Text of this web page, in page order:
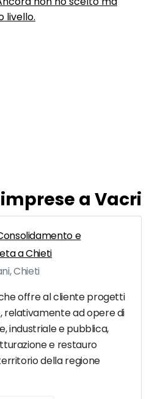
livello.
a Vacri
e
a Chieti
Chieti
offre al cliente progetti
relativamente ad opere di
industriale e pubblica,
e restauro
della regione